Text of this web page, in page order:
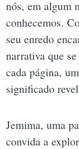
nós, em algum
conhecemos.
seu enredo
narrativa que
cada página,
significado
Jemima, uma
convida a